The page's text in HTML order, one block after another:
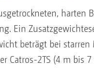
harten
Ein
beträgt bei
Catros-2TS (4 m bis